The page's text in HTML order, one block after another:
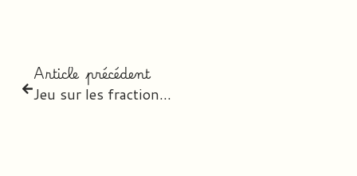
Article précédent
Jeu sur les fractions : les pizzas